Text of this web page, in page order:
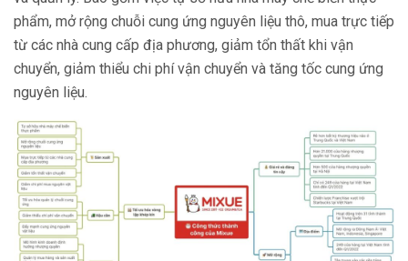
phẩm, mở rộng chuỗi cung ứng nguyên liệu thô, mua trực tiếp
từ các nhà cung cấp địa phương, giảm tổn thất khi vận
chuyển, giảm thiểu chi phí vận chuyển và tăng tốc cung ứng
nguyên liệu.